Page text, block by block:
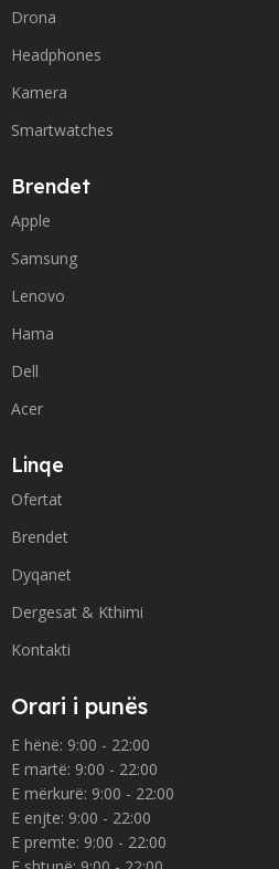
Drona
Headphones
Kamera
Smartwatches
Brendet
Apple
Samsung
Lenovo
Hama
Dell
Acer
Linqe
Ofertat
Brendet
Dyqanet
Dergesat & Kthimi
Kontakti
Orari i punës
E hënë: 9:00 - 22:00
E martë: 9:00 - 22:00
E mërkurë: 9:00 - 22:00
E enjte: 9:00 - 22:00
E premte: 9:00 - 22:00